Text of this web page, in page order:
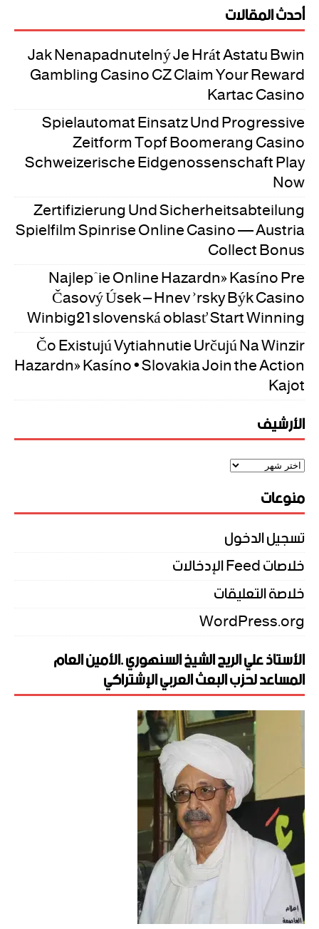
أحدث المقالات
Jak Nenapadnutelný Je Hrát Astatu Bwin
Gambling Casino CZ Claim Your Reward
Kartac Casino
Spielautomat Einsatz Und Progressive
Zeitform Topf Boomerang Casino
Schweizerische Eidgenossenschaft Play
Now
Zertifizierung Und Sicherheitsabteilung
Spielfilm Spinrise Online Casino — Austria
Collect Bonus
Najlepšie Online Hazardné Kasíno Pre
Časový Úsek – Hnev Írsky Býk Casino
Winbig21 slovenská oblasť Start Winning
Čo Existujú Vytiahnutie Určujú Na Winzir
Hazardné Kasíno • Slovakia Join the Action
Kajot
الأرشيف
منوعات
تسجيل الدخول
خلاصات Feed الإدخالات
خلاصة التعليقات
WordPress.org
الأستاذ علي الريح الشيخ السنهوري .الأمين العام
المساعد لحزب البعث العربي الإشتراكي